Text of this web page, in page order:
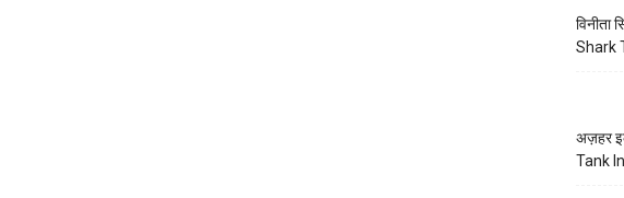
Shark
अज़हर
Tank